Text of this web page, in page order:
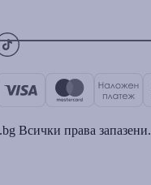
Всички права запазени.